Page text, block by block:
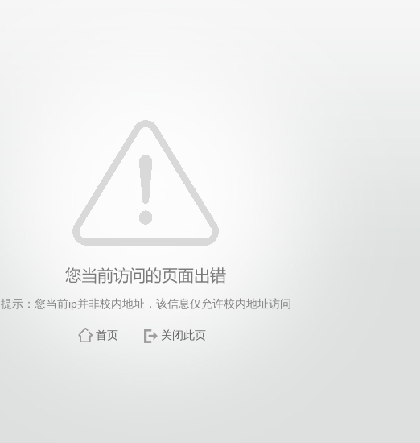
提示：您当前ip并非校内地址，该信息仅允许校内地址访问
首页 关闭此页